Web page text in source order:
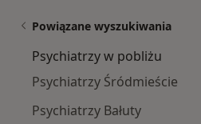
Powiązane wyszukiwania
Psychiatrzy w pobliżu
Psychiatrzy Śródmieście
Psychiatrzy Bałuty